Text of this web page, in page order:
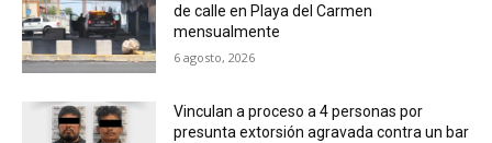
de calle en Playa del Carmen
mensualmente
6 agosto, 2026
Vinculan a proceso a 4 personas por
presunta extorsión agravada contra un bar